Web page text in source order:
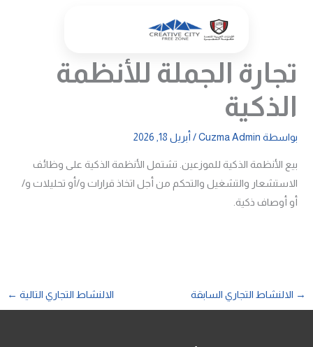
تجارة الجملة للأنظمة
الذكية
بواسطة Cuzma Admin
/ أبريل 18, 2026
بيع الأنظمة الذكية للموزعين. تشتمل الأنظمة الذكية على وظائف
الاستشعار والتشغيل والتحكم من أجل اتخاذ قرارات و/أو تحليلات و/
أو أوصاف ذكية.
→ الالنشاط التجاري السابقة الالنشاط التجاري التالية ←